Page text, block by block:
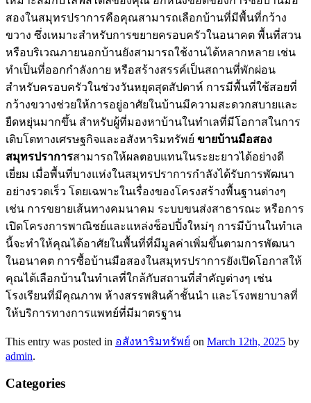
สองในสมุทรปราการคือคุณสามารถเลือกบ้านที่มีพื้นที่กว้าง
ขวาง ซึ่งเหมาะสำหรับการขยายครอบครัวในอนาคต พื้นที่สวน
หรือบริเวณภายนอกบ้านยังสามารถใช้งานได้หลากหลาย เช่น
ทำเป็นที่ออกกำลังกาย หรือสร้างสรรค์เป็นสถานที่พักผ่อน
สำหรับครอบครัวในช่วงวันหยุดสุดสัปดาห์ การมีพื้นที่ใช้สอยที่
กว้างขวางช่วยให้การอยู่อาศัยในบ้านมีความสะดวกสบายและ
ยืดหยุ่นมากขึ้น สำหรับผู้ที่มองหาบ้านในทำเลที่มีโอกาสในการ
เติบโตทางเศรษฐกิจและอสังหาริมทรัพย์ ขายบ้านมือสอง
สมุทรปราการสามารถให้ผลตอบแทนในระยะยาวได้อย่างดี
เยี่ยม เมื่อพื้นที่บางแห่งในสมุทรปราการกำลังได้รับการพัฒนา
อย่างรวดเร็ว โดยเฉพาะในเรื่องของโครงสร้างพื้นฐานต่างๆ
เช่น การขยายเส้นทางคมนาคม ระบบขนส่งสาธารณะ หรือการ
เปิดโครงการพาณิชย์และแหล่งช็อปปิ้งใหม่ๆ การมีบ้านในทำเล
นี้จะทำให้คุณได้อาศัยในพื้นที่ที่มีมูลค่าเพิ่มขึ้นตามการพัฒนา
ในอนาคต การซื้อบ้านมือสองในสมุทรปราการยังเปิดโอกาสให้
คุณได้เลือกบ้านในทำเลที่ใกล้กับสถานที่สำคัญต่างๆ เช่น
โรงเรียนที่มีคุณภาพ ห้างสรรพสินค้าชั้นนำ และโรงพยาบาลที่
ให้บริการทางการแพทย์ที่มีมาตรฐาน
This entry was posted in อสังหาริมทรัพย์ on March 12th, 2025 by
admin.
Categories